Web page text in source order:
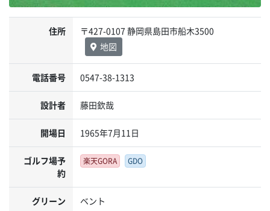
住所
〒427-0107 静岡県島田市船木3500
地図
電話番号 0547-38-1313
設計者 藤田欽哉
開場日 1965年7月11日
ゴルフ場予
約
楽天GORA GDO
グリーン ベント